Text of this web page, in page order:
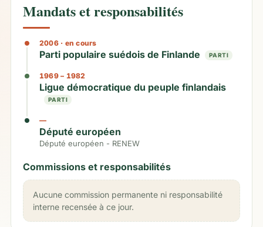
Mandats et responsabilités
2006· en cours
Parti populaire suédois de Finlande PARTI
1969– 1982
Ligue démocratique du peuple finlandais
PARTI
—
Député européen
Député européen - RENEW
Commissions et responsabilités
Aucune commission permanente ni responsabilité
interne recensée à ce jour.